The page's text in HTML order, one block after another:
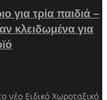
για τρία παιδιά –
κλειδωμένα για